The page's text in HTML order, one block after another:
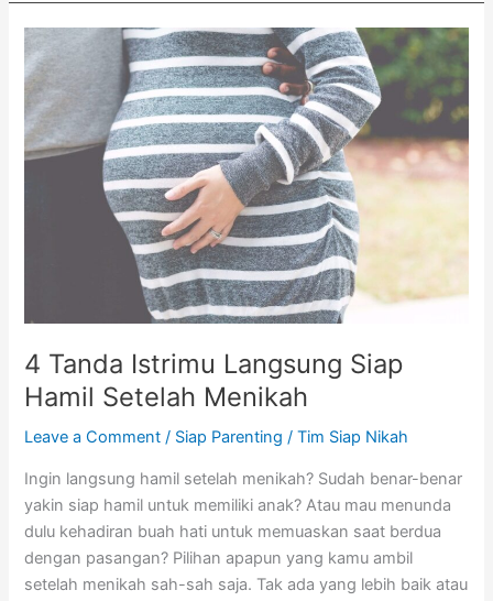
4 Tanda Istrimu Langsung Siap
Hamil Setelah Menikah
Leave a Comment / Siap Parenting /Tim Siap Nikah
Ingin langsung hamil setelah menikah? Sudah benar-benar
yakin siap hamil untuk memiliki anak? Atau mau menunda
dulu kehadiran buah hati untuk memuaskan saat berdua
dengan pasangan? Pilihan apapun yang kamu ambil
setelah menikah sah-sah saja. Tak ada yang lebih baik atau
4
Tanda
Istrimu
Langsung
Siap